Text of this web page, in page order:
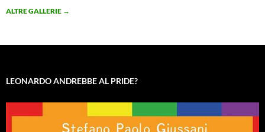
ALTRE GALLERIE →
LEONARDO ANDREBBE AL PRIDE?